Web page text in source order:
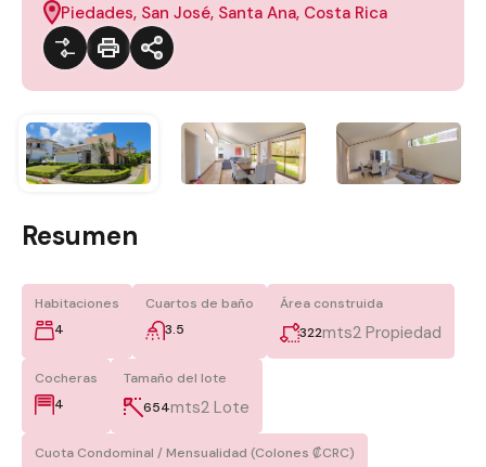
Piedades, San José, Santa Ana, Costa Rica
Resumen
Habitaciones
4
Cuartos de baño
3.5
Área construida
322mts2 Propiedad
Cocheras
4
Tamaño del lote
654mts2 Lote
Cuota Condominal / Mensualidad (Colones ₡CRC)